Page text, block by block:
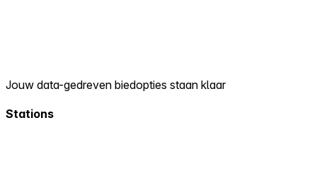
Jouw data-gedreven biedopties staan klaar
Stations